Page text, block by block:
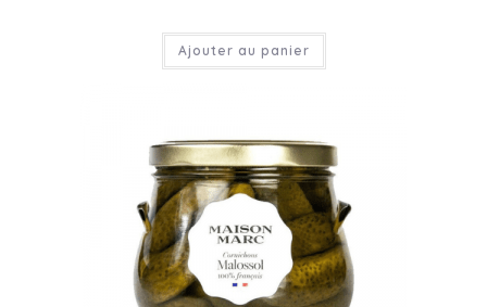
Ajouter au panier